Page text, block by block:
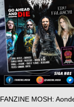
FANZINE MOSH: